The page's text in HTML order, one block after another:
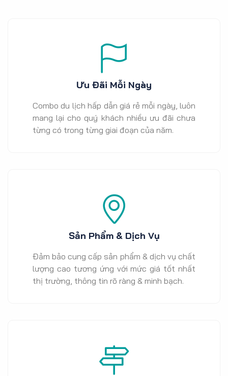
Ưu Đãi Mỗi Ngày
Combo du lịch hấp dẫn giá rẻ mỗi ngày, luôn
mang lại cho quý khách nhiều ưu đãi chưa
từng có trong từng giai đoạn của năm.
Sản Phẩm & Dịch Vụ
Đảm bảo cung cấp sản phẩm & dịch vụ chất
lượng cao tương ứng với mức giá tốt nhất
thị trường, thông tin rõ ràng & minh bạch.